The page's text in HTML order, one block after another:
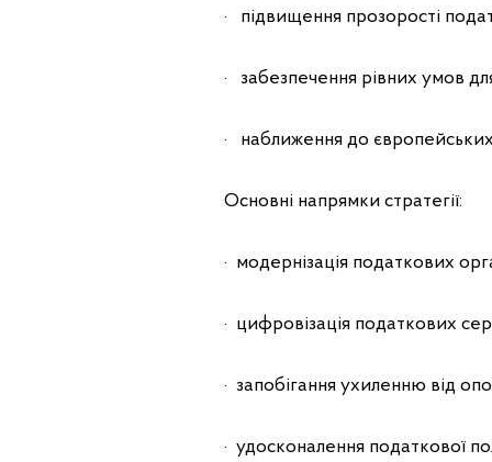
· підвищення прозорості
· забезпечення рівних умов
· наближення до
Основні напрямки стратегії:
· модернізація податкових
· цифровізація податкових
· запобігання ухиленню від
· удосконалення податкової